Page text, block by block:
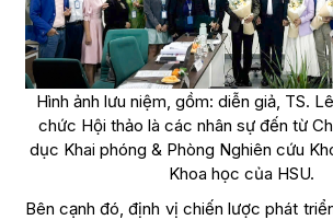
Hình ảnh lưu niệm, gồm: diễn giả, TS.
chức Hội thảo là các nhân sự đến từ
dục Khai phóng & Phòng Nghiên cứu
Khoa học của HSU.
Bên cạnh đó, định vị chiến lược phát